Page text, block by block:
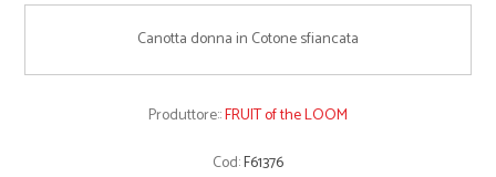
Canotta donna in Cotone sfiancata
Produttore::FRUIT of the LOOM
Cod:F61376